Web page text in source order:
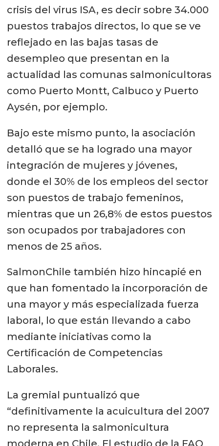
crisis del virus ISA, es decir sobre 34.000
puestos trabajos directos, lo que se ve
reflejado en las bajas tasas de
desempleo que presentan en la
actualidad las comunas salmonicultoras
como Puerto Montt, Calbuco y Puerto
Aysén, por ejemplo.
Bajo este mismo punto, la asociación
detalló que se ha logrado una mayor
integración de mujeres y jóvenes,
donde el 30% de los empleos del sector
son puestos de trabajo femeninos,
mientras que un 26,8% de estos puestos
son ocupados por trabajadores con
menos de 25 años.
SalmonChile también hizo hincapié en
que han fomentado la incorporación de
una mayor y más especializada fuerza
laboral, lo que están llevando a cabo
mediante iniciativas como la
Certificación de Competencias
Laborales.
La gremial puntualizó que
“definitivamente la acuicultura del 2007
no representa la salmonicultura